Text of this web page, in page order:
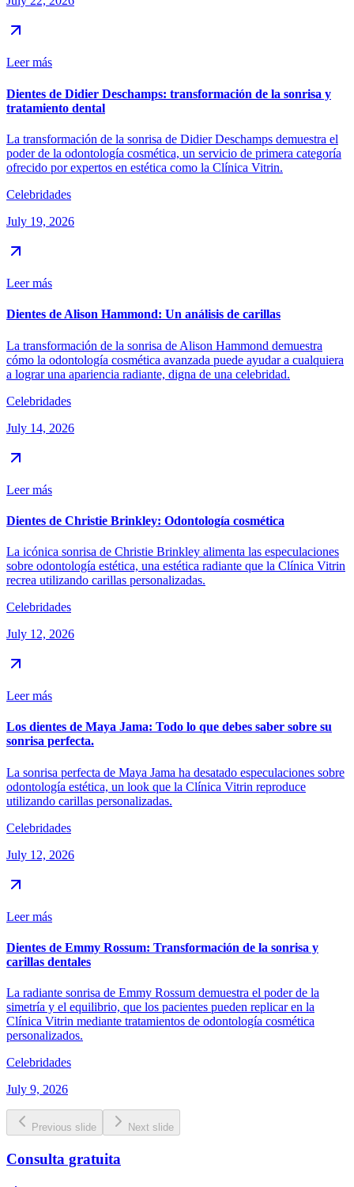
Leer más
Dientes de Didier Deschamps: transformación de la sonrisa y
tratamiento dental
La transformación de la sonrisa de Didier Deschamps demuestra el
poder de la odontología cosmética, un servicio de primera categoría
ofrecido por expertos en estética como la Clínica Vitrin.
Celebridades
July 19, 2026
Leer más
Dientes de Alison Hammond: Un análisis de carillas
La transformación de la sonrisa de Alison Hammond demuestra
cómo la odontología cosmética avanzada puede ayudar a cualquiera
a lograr una apariencia radiante, digna de una celebridad.
Celebridades
July 14, 2026
Leer más
Dientes de Christie Brinkley: Odontología cosmética
La icónica sonrisa de Christie Brinkley alimenta las especulaciones
sobre odontología estética, una estética radiante que la Clínica Vitrin
recrea utilizando carillas personalizadas.
Celebridades
July 12, 2026
Leer más
Los dientes de Maya Jama: Todo lo que debes saber sobre su
sonrisa perfecta.
La sonrisa perfecta de Maya Jama ha desatado especulaciones sobre
odontología estética, un look que la Clínica Vitrin reproduce
utilizando carillas personalizadas.
Celebridades
July 12, 2026
Leer más
Dientes de Emmy Rossum: Transformación de la sonrisa y
carillas dentales
La radiante sonrisa de Emmy Rossum demuestra el poder de la
simetría y el equilibrio, que los pacientes pueden replicar en la
Clínica Vitrin mediante tratamientos de odontología cosmética
personalizados.
Celebridades
July 9, 2026
Previous slide Next slide
Consulta gratuita